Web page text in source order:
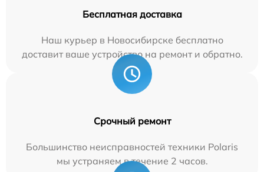
Бесплатная доставка
Наш курьер в Новосибирске бесплатно
доставит ваше устройство на ремонт и обратно.
Срочный ремонт
Большинство неисправностей техники Polaris
мы устраняем в течение 2 часов.